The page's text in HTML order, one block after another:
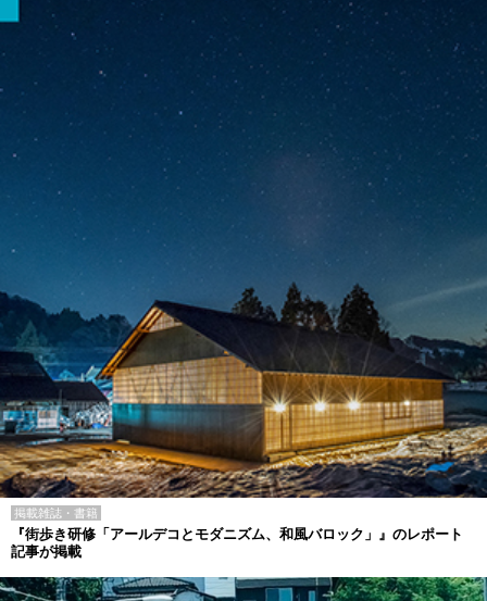
掲載雑誌・書籍
『街歩き研修「アールデコとモダニズム、和風バロック」』のレポート
記事が掲載